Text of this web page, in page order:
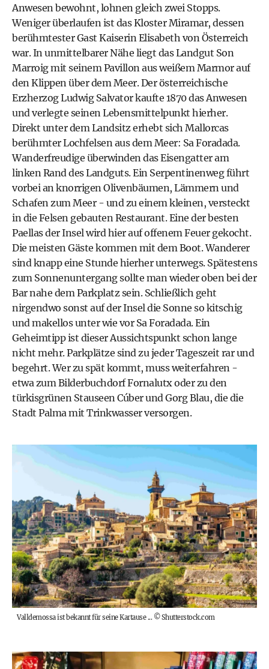
Anwesen bewohnt, lohnen gleich zwei Stopps.
Weniger überlaufen ist das Kloster Miramar, dessen
berühmtester Gast Kaiserin Elisabeth von Österreich
war. In unmittelbarer Nähe liegt das Landgut Son
Marroig mit seinem Pavillon aus weißem Marmor auf
den Klippen über dem Meer. Der österreichische
Erzherzog Ludwig Salvator kaufte 1870 das Anwesen
und verlegte seinen Lebensmittelpunkt hierher.
Direkt unter dem Landsitz erhebt sich Mallorcas
berühmter Lochfelsen aus dem Meer: Sa Foradada.
Wanderfreudige überwinden das Eisengatter am
linken Rand des Landguts. Ein Serpentinenweg führt
vorbei an knorrigen Olivenbäumen, Lämmern und
Schafen zum Meer - und zu einem kleinen, versteckt
in die Felsen gebauten Restaurant. Eine der besten
Paellas der Insel wird hier auf offenem Feuer gekocht.
Die meisten Gäste kommen mit dem Boot. Wanderer
sind knapp eine Stunde hierher unterwegs. Spätestens
zum Sonnenuntergang sollte man wieder oben bei der
Bar nahe dem Parkplatz sein. Schließlich geht
nirgendwo sonst auf der Insel die Sonne so kitschig
und makellos unter wie vor Sa Foradada. Ein
Geheimtipp ist dieser Aussichtspunkt schon lange
nicht mehr. Parkplätze sind zu jeder Tageszeit rar und
begehrt. Wer zu spät kommt, muss weiterfahren -
etwa zum Bilderbuchdorf Fornalutx oder zu den
türkisgrünen Stauseen Cúber und Gorg Blau, die die
Stadt Palma mit Trinkwasser versorgen.
Valldemossa ist bekannt für seine Kartause ... ©Shutterstock.com